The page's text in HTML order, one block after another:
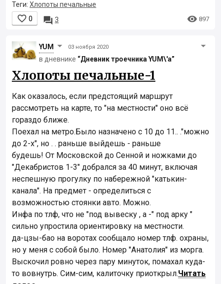
Теги: Хлопоты печальные
 0  3  897
YUM 03 ноября 2020
в дневнике “Дневник троечника YUM\'а”
Хлопоты печальные-1
Как оказалось, если предстоящий маршрут
рассмотреть на карте, то "на местности" оно всё
гораздо ближе.
Поехал на метро.Было назначено с 10 до 11.. ."можно
до 2-х", но . . раньше выйдешь - раньше
будешь! От Московской до Сенной и ножками до
"Декабристов 1-3" добрался за 40 минут, включая
неспешную прогулку по набережной "катькин-
канала". На предмет - определиться с
возможностью стоянки авто. Можно.
Инфа по тлф, что не "под вывеску , а -" под арку "
сильно упростила ориентировку на местности.
да-цзы-бао на воротах сообщало номер тлф. охраны,
но у меня с собой было. Номер "Анатолия" из морга.
Выскочил ровно через пару минуток, помахал куда-
то вовнутрь. Сим-сим, калиточку приоткрыл.Читать